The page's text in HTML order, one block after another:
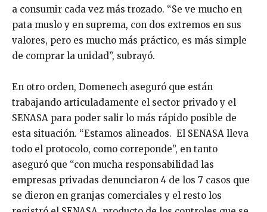
a consumir cada vez más trozado. “Se ve mucho en
pata muslo y en suprema, con dos extremos en sus
valores, pero es mucho más práctico, es más simple
de comprar la unidad”, subrayó.
En otro orden, Domenech aseguró que están
trabajando articuladamente el sector privado y el
SENASA para poder salir lo más rápido posible de
esta situación. “Estamos alineados. El SENASA lleva
todo el protocolo, como correponde”, en tanto
aseguró que “con mucha responsabilidad las
empresas privadas denunciaron 4 de los 7 casos que
se dieron en granjas comerciales y el resto los